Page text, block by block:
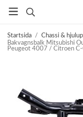
Startsida / Chassi &
Bakvagnsbalk Mitsubishi
Peugeot 4007 / Citroen